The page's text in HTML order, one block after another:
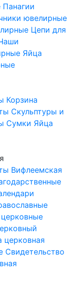
Панагии
ювелирные
Цепи для
Яйца
Корзина
Скульптуры и
Сумки Яйца
Вифлеемская
церковная
Свидетельство